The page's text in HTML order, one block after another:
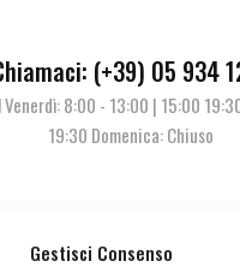
Gestisci Consenso
(+39) 05 934
Venerdì: 8:00 - 13:00 | 15:00
19:30 Domenica: Chiuso